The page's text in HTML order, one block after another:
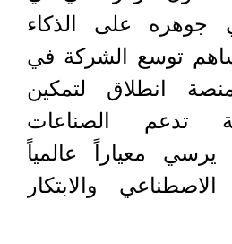
جوهره على الذكاء
توسع الشركة في
انطلاق لتمكين
تدعم الصناعات
يرسي معياراً عالمياً
والابتكار